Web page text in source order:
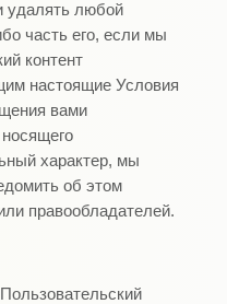
удалять любой
часть его, если мы
контент
настоящие Условия
вами
носящего
характер, мы
об этом
правообладателей.